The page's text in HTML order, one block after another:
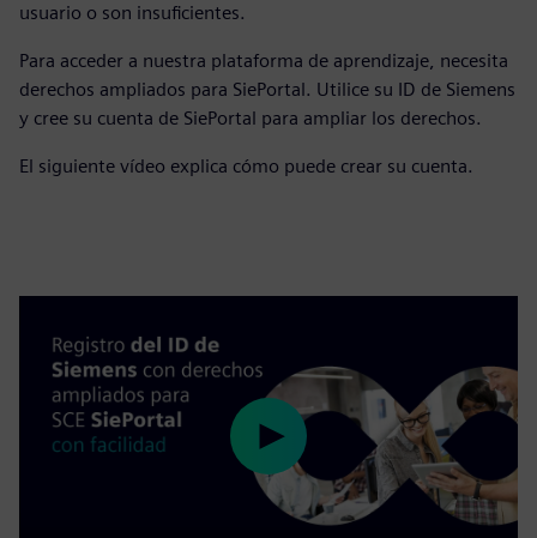
usuario o son insuficientes.
Para acceder a nuestra plataforma de aprendizaje, necesita
derechos ampliados para SiePortal. Utilice su ID de Siemens
y cree su cuenta de SiePortal para ampliar los derechos.
El siguiente vídeo explica cómo puede crear su cuenta.
Play